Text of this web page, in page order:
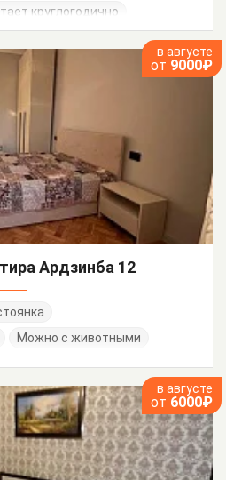
круглогодично
в августе
от 9000₽
Ардзинба 12
Можно с животными
в августе
от 6000₽